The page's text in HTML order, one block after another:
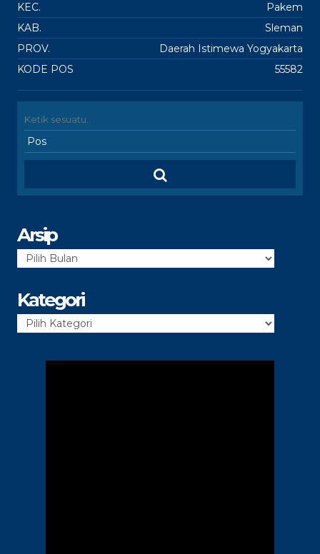
KEC.
Pakem
KAB.
Sleman
PROV.
Daerah Istimewa Yogyakarta
KODE POS
55582
Arsip
Arsip
Kategori
Kategori